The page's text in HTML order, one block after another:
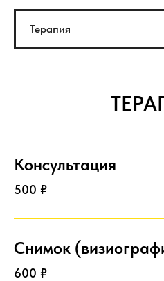
Консультация
500 ₽
Снимок
600 ₽